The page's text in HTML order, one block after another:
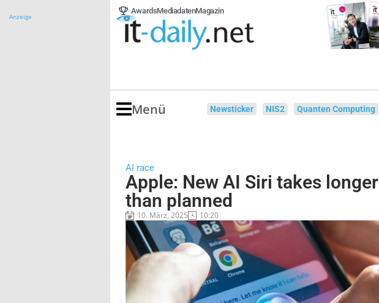
Anzeige
AwardsMediadatenMagazin
Menü Newsticker NIS2 Quanten Computing
AI race
Apple: New AI Siri takes longer
than planned
10. März, 2025 10:20